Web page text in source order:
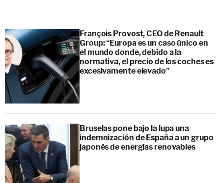
François Provost, CEO de Renault
Group: “Europa es un caso único en
el mundo donde, debido a la
normativa, el precio de los coches es
excesivamente elevado”
Bruselas pone bajo la lupa una
indemnización de España a un grupo
japonés de energías renovables